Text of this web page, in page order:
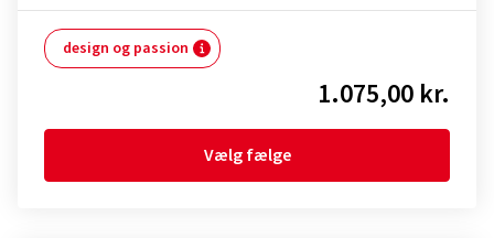
design og passion
1.075,00 kr.
Vælg fælge